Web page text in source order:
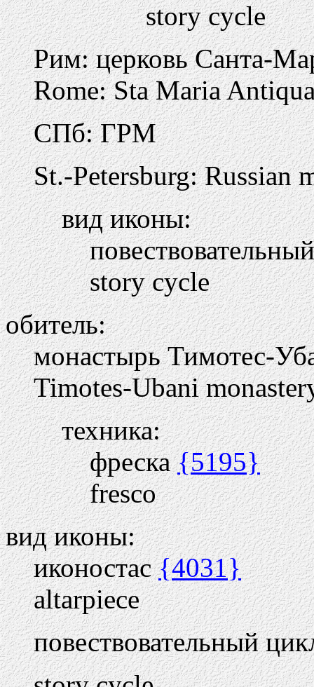
story cycle
Рим: церковь Санта-
Rome: Sta Maria
СПб: ГРМ
St.-Petersburg: Russian
вид иконы:
story cycle
обитель:
монастырь Тимотес-
Timotes-Ubani
техника:
фреска{5195}
fresco
вид иконы:
иконостас{4031}
altarpiece
повествовательный